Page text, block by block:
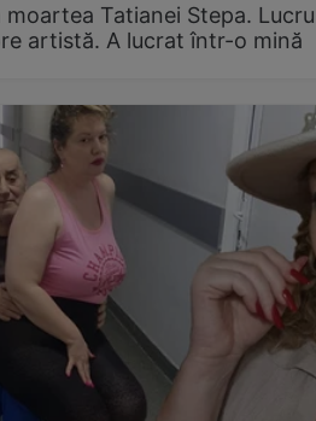
moartea Tatianei Stepa.
artistă. A lucrat într-o mină